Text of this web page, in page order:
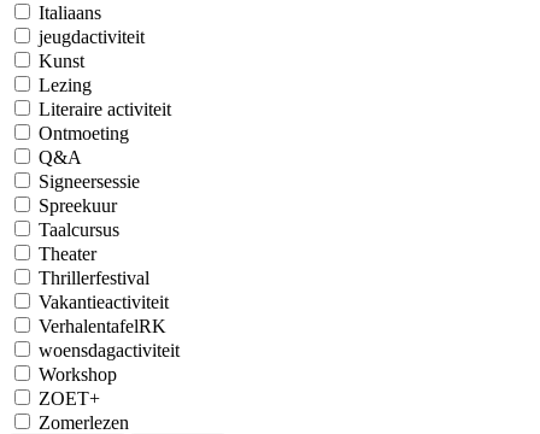
Italiaans
jeugdactiviteit
Kunst
Lezing
Literaire activiteit
Ontmoeting
Q&A
Signeersessie
Spreekuur
Taalcursus
Theater
Thrillerfestival
Vakantieactiviteit
VerhalentafelRK
woensdagactiviteit
Workshop
ZOET+
Zomerlezen